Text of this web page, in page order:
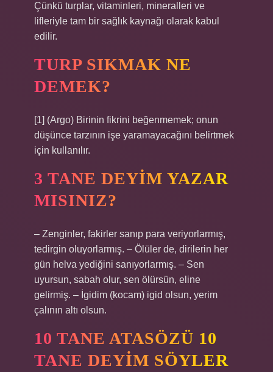
Çünkü turplar, vitaminleri, mineralleri ve
lifleriyle tam bir sağlık kaynağı olarak kabul
edilir.
TURP SIKMAK NE
DEMEK?
[1] (Argo) Birinin fikrini beğenmemek; onun
düşünce tarzının işe yaramayacağını belirtmek
için kullanılır.
3 TANE DEYIM YAZAR
MISINIZ?
– Zenginler, fakirler sanıp para veriyorlarmış,
tedirgin oluyorlarmış. – Ölüler de, dirilerin her
gün helva yediğini sanıyorlarmış. – Sen
uyursun, sabah olur, sen ölürsün, eline
gelirmiş. – İgidim (kocam) igid olsun, yerim
çalının altı olsun.
10 TANE ATASÖZÜ 10
TANE DEYIM SÖYLER